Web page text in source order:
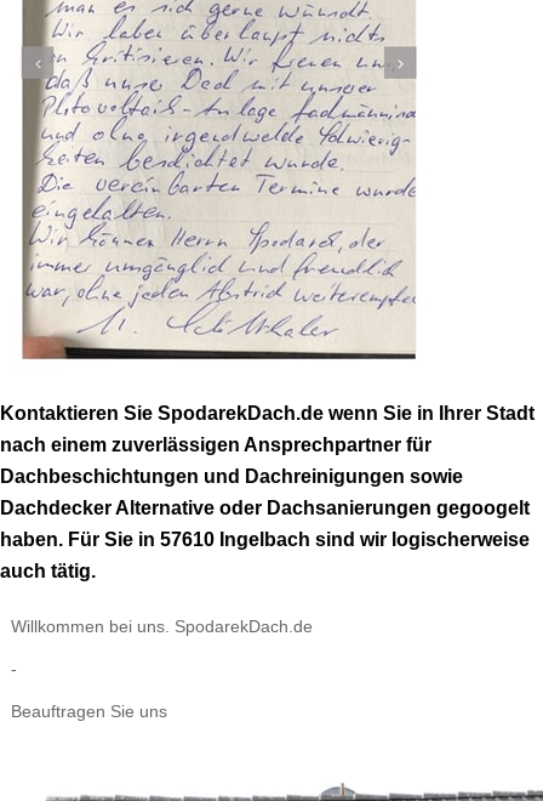
Kontaktieren Sie SpodarekDach.de wenn Sie in Ihrer Stadt
nach einem zuverlässigen Ansprechpartner für
Dachbeschichtungen und Dachreinigungen sowie
Dachdecker Alternative oder Dachsanierungen gegoogelt
haben. Für Sie in 57610 Ingelbach sind wir logischerweise
auch tätig.
Willkommen bei uns. SpodarekDach.de
-
Beauftragen Sie uns